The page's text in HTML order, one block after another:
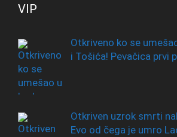
VIP
Otkriveno ko se
i Tošića! Pevačica prvi
Otkriven uzrok smrti
Evo od čega je umro